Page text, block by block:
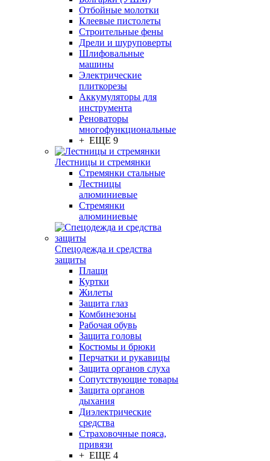
Отбойные молотки
Клеевые пистолеты
Строительные фены
Дрели и шуруповерты
Шлифовальные
машины
Электрические
плиткорезы
Аккумуляторы для
инструмента
Реноваторы
многофункциональные
+ ЕЩЕ 9
Лестницы и стремянки
Стремянки стальные
Лестницы
алюминиевые
Стремянки
алюминиевые
Спецодежда и средства
защиты
Плащи
Куртки
Жилеты
Защита глаз
Комбинезоны
Рабочая обувь
Защита головы
Костюмы и брюки
Перчатки и рукавицы
Защита органов слуха
Сопутствующие товары
Защита органов
дыхания
Диэлектрические
средства
Страховочные пояса,
привязи
+ ЕЩЕ 4